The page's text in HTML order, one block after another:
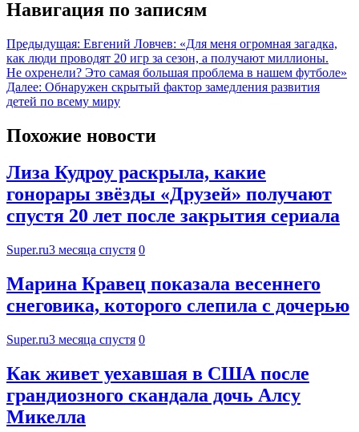
Навигация по записям
Предыдущая: Евгений Ловчев: «Для меня огромная загадка,
как люди проводят 20 игр за сезон, а получают миллионы.
Не охренели? Это самая большая проблема в нашем футболе»
Далее: Обнаружен скрытый фактор замедления развития
детей по всему миру
Похожие новости
Лиза Кудроу раскрыла, какие
гонорары звёзды «Друзей» получают
спустя 20 лет после закрытия сериала
Super.ru3 месяца спустя 0
Марина Кравец показала весеннего
снеговика, которого слепила с дочерью
Super.ru3 месяца спустя 0
Как живет уехавшая в США после
грандиозного скандала дочь Алсу
Микелла